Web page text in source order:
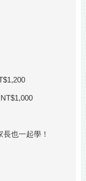
也一起學！